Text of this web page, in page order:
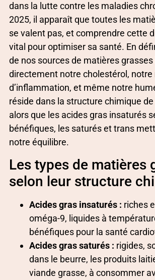
dans la lutte contre les maladies
2025, il apparaît que toutes les
se valent pas, et comprendre cette
vital pour optimiser sa santé. En
de nos sources de matières
directement notre cholestérol, notre
d’inflammation, et même notre
réside dans la structure chimique de
alors que les acides gras insaturés
bénéfiques, les saturés et trans
notre équilibre.
Les types de matières
selon leur structure
Acides gras insaturés : riches
oméga-9, liquides à
bénéfiques pour la santé
Acides gras saturés : rigides,
dans le beurre, les produits
viande grasse, à consommer